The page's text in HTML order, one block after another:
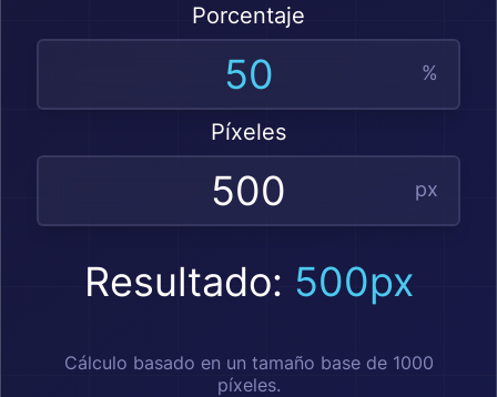
Porcentaje
%
Píxeles
px
Resultado: 500px
Cálculo basado en un tamaño base de 1000
píxeles.